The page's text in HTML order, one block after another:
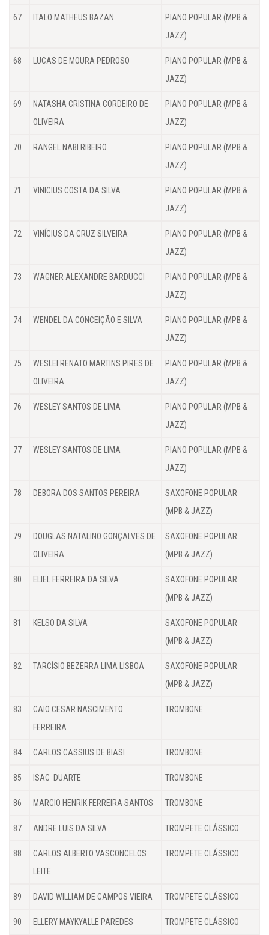
67 ITALO MATHEUS BAZAN
PIANO POPULAR (MPB &
JAZZ)
68 LUCAS DE MOURA PEDROSO
PIANO POPULAR (MPB &
JAZZ)
69
NATASHA CRISTINA CORDEIRO DE
OLIVEIRA
PIANO POPULAR (MPB &
JAZZ)
70 RANGEL NABI RIBEIRO
PIANO POPULAR (MPB &
JAZZ)
71 VINICIUS COSTA DA SILVA
PIANO POPULAR (MPB &
JAZZ)
72 VINÍCIUS DA CRUZ SILVEIRA
PIANO POPULAR (MPB &
JAZZ)
73 WAGNER ALEXANDRE BARDUCCI
PIANO POPULAR (MPB &
JAZZ)
74 WENDEL DA CONCEIÇÃO E SILVA
PIANO POPULAR (MPB &
JAZZ)
75
WESLEI RENATO MARTINS PIRES DE
OLIVEIRA
PIANO POPULAR (MPB &
JAZZ)
76 WESLEY SANTOS DE LIMA
PIANO POPULAR (MPB &
JAZZ)
77 WESLEY SANTOS DE LIMA
PIANO POPULAR (MPB &
JAZZ)
78 DEBORA DOS SANTOS PEREIRA
SAXOFONE POPULAR
(MPB & JAZZ)
79
DOUGLAS NATALINO GONÇALVES DE
OLIVEIRA
SAXOFONE POPULAR
(MPB & JAZZ)
80 ELIEL FERREIRA DA SILVA
SAXOFONE POPULAR
(MPB & JAZZ)
81 KELSO DA SILVA
SAXOFONE POPULAR
(MPB & JAZZ)
82 TARCÍSIO BEZERRA LIMA LISBOA
SAXOFONE POPULAR
(MPB & JAZZ)
83
CAIO CESAR NASCIMENTO
FERREIRA
TROMBONE
84 CARLOS CASSIUS DE BIASI TROMBONE
85 ISAC DUARTE TROMBONE
86 MARCIO HENRIK FERREIRA SANTOS TROMBONE
87 ANDRE LUIS DA SILVA TROMPETE CLÁSSICO
88
CARLOS ALBERTO VASCONCELOS
LEITE
TROMPETE CLÁSSICO
89 DAVID WILLIAM DE CAMPOS VIEIRA TROMPETE CLÁSSICO
90 ELLERY MAYKYALLE PAREDES TROMPETE CLÁSSICO